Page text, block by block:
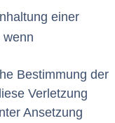
einer
wenn
Bestimmung der
Verletzung
Ansetzung